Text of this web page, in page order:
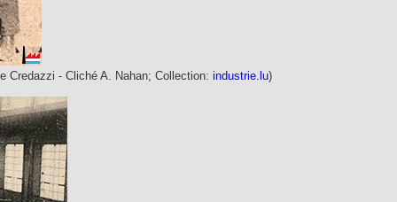
Credazzi - Cliché A. Nahan; Collection: industrie.lu)